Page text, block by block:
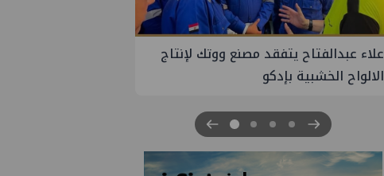
جنوب الوادي تنظم لقاء توعوي حول إدارة
الأزمات